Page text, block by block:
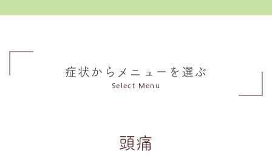
症状からメニューを選ぶ
Select Menu
頭痛